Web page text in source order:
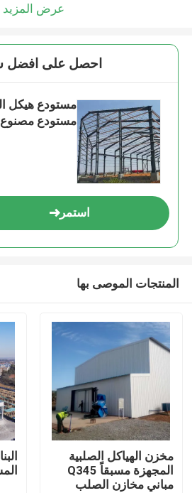
عرض المزيد
احصل على افضل
مستودع
استمر
المنتجات الموصى بها
مخزن الهياكل الصلبية
المجهزة مسبقاً Q345
مباني مخازن الصلب